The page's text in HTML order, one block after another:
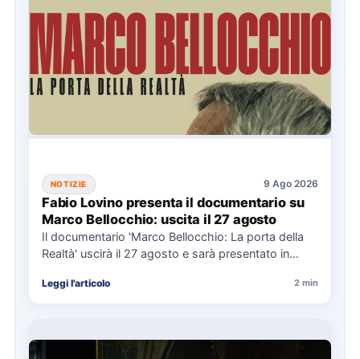
NOTIZIE 9 Ago 2026
Fabio Lovino presenta il documentario su
Marco Bellocchio: uscita il 27 agosto
Il documentario 'Marco Bellocchio: La porta della
Realtà' uscirà il 27 agosto e sarà presentato in
Leggi l'articolo 2 min